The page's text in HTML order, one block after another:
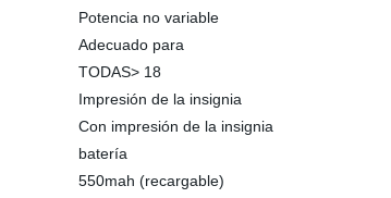
Potencia no variable
Adecuado para
TODAS> 18
Impresión de la insignia
Con impresión de la insignia
batería
550mah (recargable)